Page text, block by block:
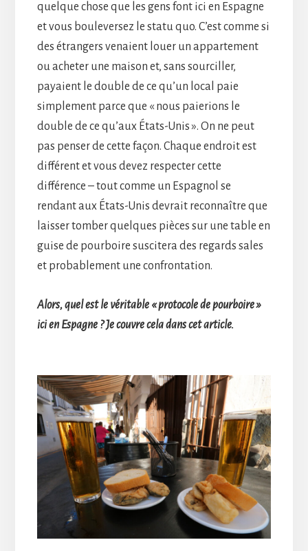
quelque chose que les gens font ici en Espagne
et vous bouleversez le statu quo. C’est comme si
des étrangers venaient louer un appartement
ou acheter une maison et, sans sourciller,
payaient le double de ce qu’un local paie
simplement parce que « nous paierions le
double de ce qu’aux États-Unis ». On ne peut
pas penser de cette façon. Chaque endroit est
différent et vous devez respecter cette
différence – tout comme un Espagnol se
rendant aux États-Unis devrait reconnaître que
laisser tomber quelques pièces sur une table en
guise de pourboire suscitera des regards sales
et probablement une confrontation.
Alors, quel est le véritable « protocole de pourboire »
ici en Espagne ? Je couvre cela dans cet article.